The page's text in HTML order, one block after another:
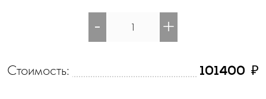
- +
Стоимость: 101400 ₽